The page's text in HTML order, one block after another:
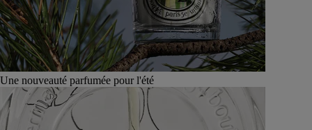
Une nouveauté parfumée pour l'été